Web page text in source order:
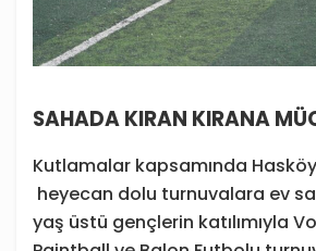
SAHADA KIRAN KIRANA
Kutlamalar kapsamında
heyecan dolu turnuvalara ev
yaş üstü gençlerin katılımıyla